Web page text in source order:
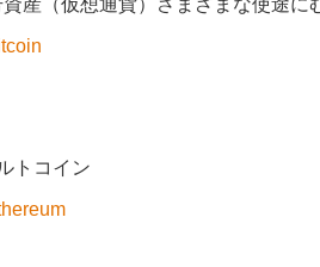
産（仮想通貨）さまざまな使途に
トコイン